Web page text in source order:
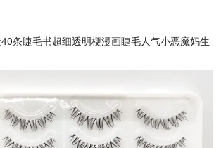
条睫毛书超细透明梗漫画睫毛人气小恶魔妈生